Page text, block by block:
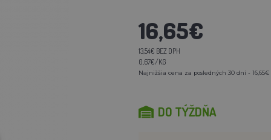
16,65€
13,54€ BEZ DPH
0,67€/KG
Najnižšia cena za posledných 30 dní - 16,65€
DO TÝŽDŇA